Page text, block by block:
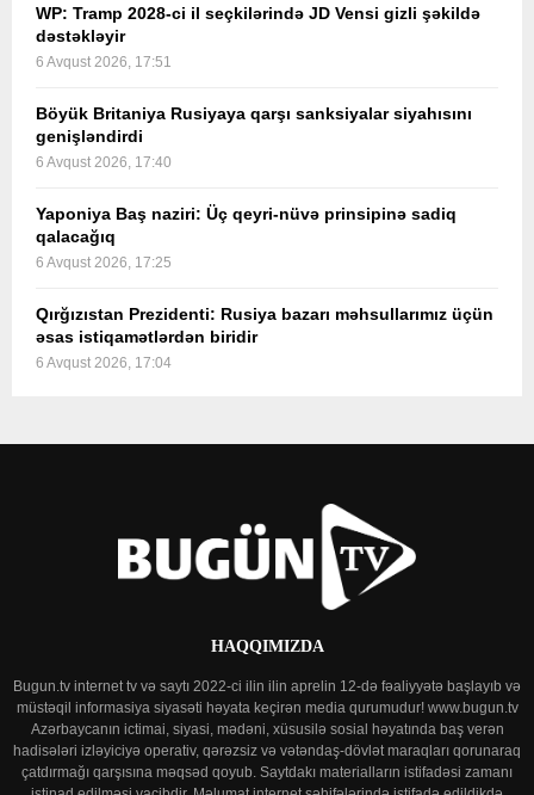
WP: Tramp 2028-ci il seçkilərində JD Vensi gizli şəkildə
dəstəkləyir
6 Avqust 2026, 17:51
Böyük Britaniya Rusiyaya qarşı sanksiyalar siyahısını
genişləndirdi
6 Avqust 2026, 17:40
Yaponiya Baş naziri: Üç qeyri-nüvə prinsipinə sadiq
qalacağıq
6 Avqust 2026, 17:25
Qırğızıstan Prezidenti: Rusiya bazarı məhsullarımız üçün
əsas istiqamətlərdən biridir
6 Avqust 2026, 17:04
HAQQIMIZDA
Bugun.tv internet tv və saytı 2022-ci ilin ilin aprelin 12-də fəaliyyətə başlayıb və
müstəqil informasiya siyasəti həyata keçirən media qurumudur! www.bugun.tv
Azərbaycanın ictimai, siyasi, mədəni, xüsusilə sosial həyatında baş verən
hadisələri izləyiciyə operativ, qərəzsiz və vətəndaş-dövlət maraqları qorunaraq
çatdırmağı qarşısına məqsəd qoyub. Saytdakı materialların istifadəsi zamanı